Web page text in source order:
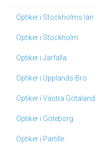
Optiker i Stockholms län
Optiker i Stockholm
Optiker i Järfälla
Optiker i Upplands-Bro
Optiker i Västra Götaland
Optiker i Göteborg
Optiker i Partille